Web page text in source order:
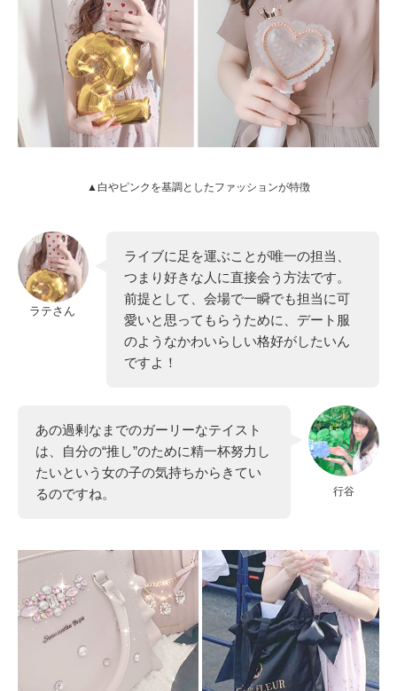
▲白やピンクを基調としたファッションが特徴
ラテさん
ライブに足を運ぶことが唯一の担当、
つまり好きな人に直接会う方法です。
前提として、会場で一瞬でも担当に可
愛いと思ってもらうために、デート服
のようなかわいらしい格好がしたいん
ですよ！
行谷
あの過剰なまでのガーリーなテイスト
は、自分の“推し”のために精一杯努力し
たいという女の子の気持ちからきてい
るのですね。